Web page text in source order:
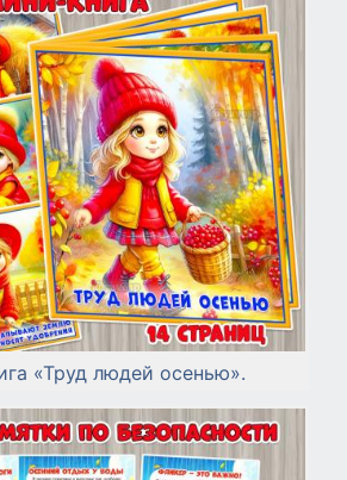
«Труд людей осенью».